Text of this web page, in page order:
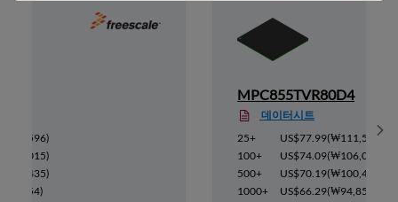
)
)
)
)
MPC855TVR80D4
데이터시트
25+
US$77.99(₩111,596
100+
US$74.09(₩106,015
500+
US$70.19(₩100,435
1000+
US$66.29(₩94,854